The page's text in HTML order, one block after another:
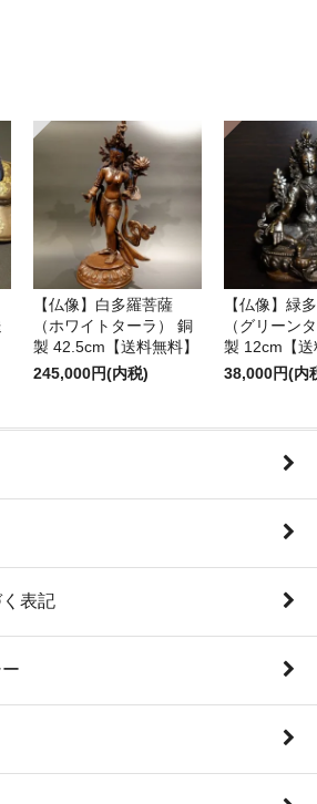
【仏像】白多羅菩薩
（ホワイトターラ） 銅
製 42.5cm【送料無料】
245,000円(内税)
【仏像】緑
（グリーン
製 12cm【
38,000円(内
表記